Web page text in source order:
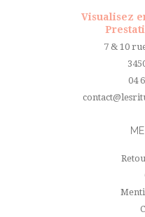
Visualisez
7 & 10
04